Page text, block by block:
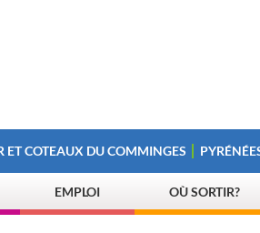
ET COTEAUX DU COMMINGES
EMPLOI OÙ SORTIR?